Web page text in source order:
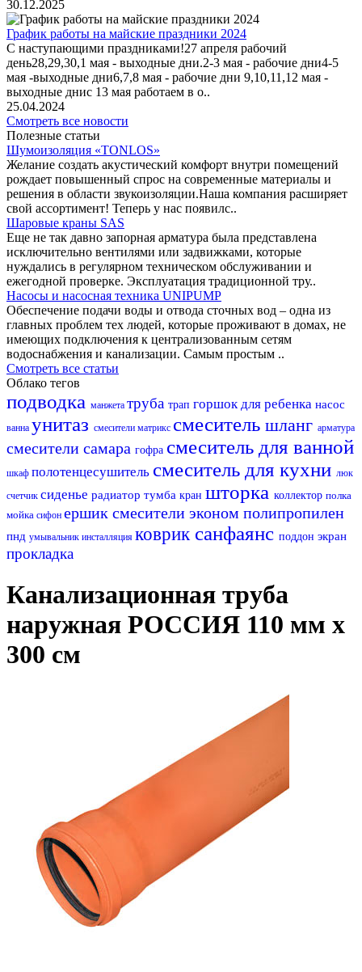
30.12.2025
График работы на майские праздники 2024
С наступающими праздниками!27 апреля рабочий
день28,29,30,1 мая - выходные дни.2-3 мая - рабочие дни4-5
мая -выходные дни6,7,8 мая - рабочие дни 9,10,11,12 мая -
выходные днис 13 мая работаем в о..
25.04.2024
Смотреть все новости
Полезные статьи
Шумоизоляция «TONLOS»
Желание создать акустический комфорт внутри помещений
рождает повышенный спрос на современные материалы и
решения в области звукоизоляции.Наша компания расширяет
свой ассортимент! Теперь у нас появилс..
Шаровые краны SAS
Еще не так давно запорная арматура была представлена
исключительно вентилями или задвижками, которые
нуждались в регулярном техническом обслуживании и
ежегодной проверке. Эксплуатация традиционной тру..
Насосы и насосная техника UNIPUMP
Обеспечение подачи воды и отвода сточных вод – одна из
главных проблем тех людей, которые проживают в домах, не
имеющих подключения к централизованным сетям
водоснабжения и канализации. Самым простым ..
Смотреть все статьи
Облако тегов
подводка манжета труба трап горшок для ребенка насос
ванна унитаз смесители матрикс смеситель шланг арматура
смесители самара гофра смеситель для ванной
шкаф полотенцесушитель смеситель для кухни люк
счетчик сиденье радиатор тумба кран шторка коллектор полка
мойка сифон ершик смесители эконом полипропилен
пнд умывальник инсталляция коврик санфаянс поддон экран
прокладка
Канализационная труба
наружная РОССИЯ 110 мм х
300 см